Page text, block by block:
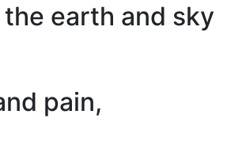
earth and sky
pain,